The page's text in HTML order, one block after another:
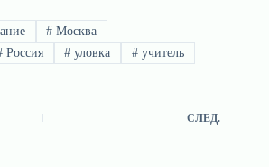
# Москва
Россия # уловка # учитель
СЛЕД.